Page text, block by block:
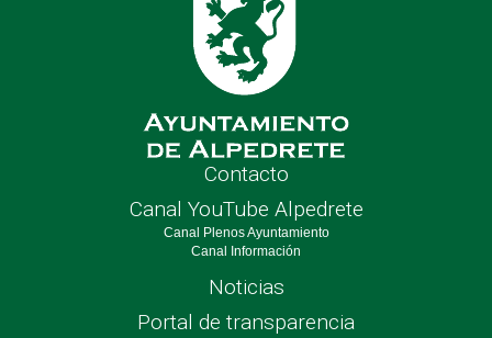
Contacto
Canal YouTube Alpedrete
Canal Plenos Ayuntamiento
Canal Información
Noticias
Portal de transparencia